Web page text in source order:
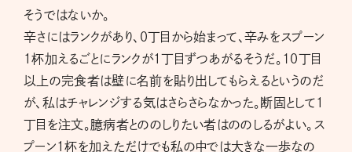
そうではないか。
辛さにはランクがあり、0丁目から始まって、辛みをスプーン
１杯加えるごとにランクが１丁目ずつあがるそうだ。10丁目
以上の完食者は壁に名前を貼り出してもらえるというのだ
が、私はチャレンジする気はさらさらなかった。断固として１
丁目を注文。臆病者とののしりたい者はののしるがよい。ス
プーン１杯を加えただけでも私の中では大きな一歩なの